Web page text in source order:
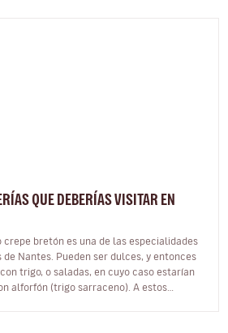
QUE DEBERÍAS VISITAR EN
crepe bretón es una de las especialidades
de Nantes. Pueden ser dulces, y entonces
trigo, o saladas, en cuyo caso estarían
alforfón (trigo sarraceno). A estos